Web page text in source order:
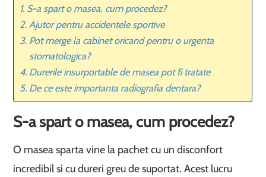
S-a spart o masea, cum procedez?
Ajutor pentru accidentele sportive
Pot merge la cabinet oricand pentru o urgenta
stomatologica?
Durerile insurportable de masea pot fi tratate
De ce este importanta radiografia dentara?
S-a spart o masea, cum procedez?
O masea sparta vine la pachet cu un disconfort
incredibil si cu dureri greu de suportat. Acest lucru